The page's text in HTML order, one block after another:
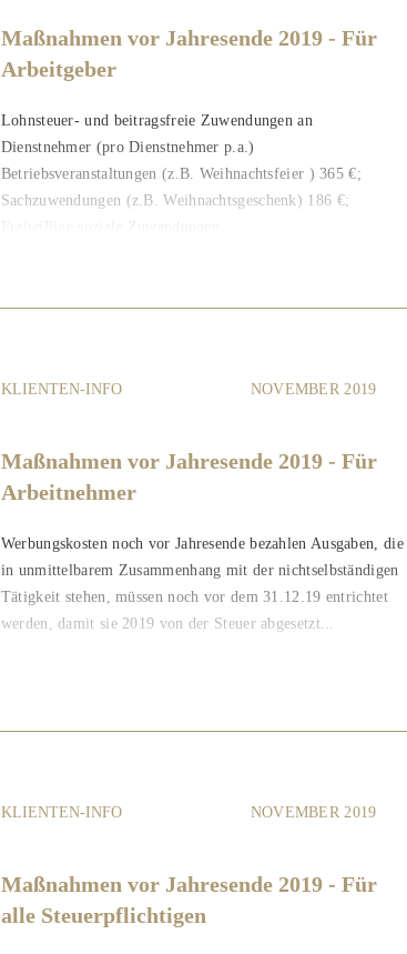
Maßnahmen vor Jahresende 2019 - Für
Arbeitgeber
Lohnsteuer- und beitragsfreie Zuwendungen an
Dienstnehmer (pro Dienstnehmer p.a.)
Betriebsveranstaltungen (z.B. Weihnachtsfeier ) 365 €;
Sachzuwendungen (z.B. Weihnachtsgeschenk) 186 €;
Freiwillige soziale Zuwendungen...
KLIENTEN-INFO NOVEMBER 2019
Maßnahmen vor Jahresende 2019 - Für
Arbeitnehmer
Werbungskosten noch vor Jahresende bezahlen Ausgaben, die
in unmittelbarem Zusammenhang mit der nichtselbständigen
Tätigkeit stehen, müssen noch vor dem 31.12.19 entrichtet
werden, damit sie 2019 von der Steuer abgesetzt...
KLIENTEN-INFO NOVEMBER 2019
Maßnahmen vor Jahresende 2019 - Für
alle Steuerpflichtigen